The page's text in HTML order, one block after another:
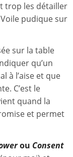
trop les détailler
pudique sur
sur la table
qu’un
à l’aise et que
C’est le
quand la
et permet
ou Consent